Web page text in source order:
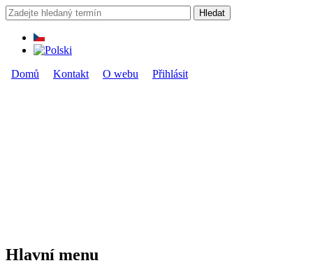
Přejít k hlavnímu obsahu
Vyhledávání
Hledat
Domů Kontakt O webu Přihlásit
Hlavní menu